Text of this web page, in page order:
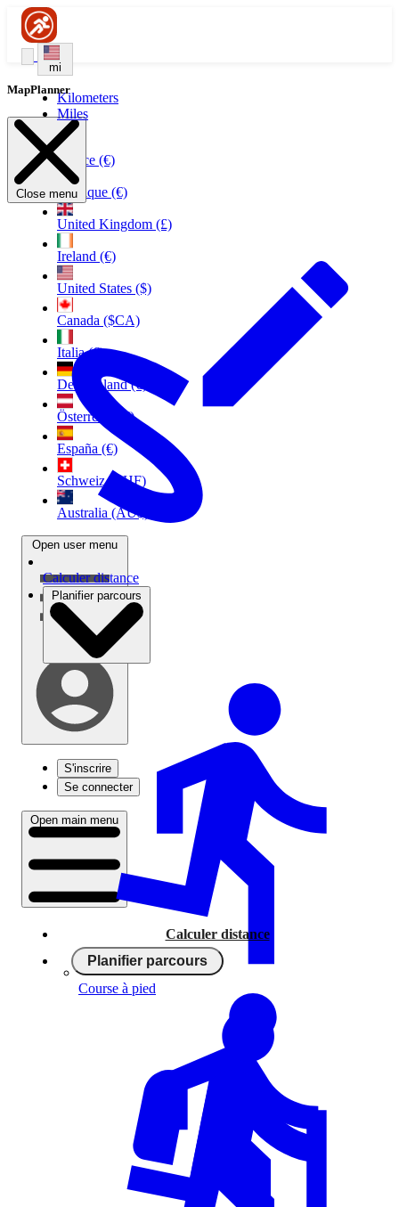
mi
Kilometers
Miles
France (€)
Belgique (€)
United Kingdom (£)
Ireland (€)
United States ($)
Canada ($CA)
Italia (€)
Deutschland (€)
Österreich (€)
España (€)
Schweiz (CHF)
Australia (AU$)
Open user menu
S'inscrire
Se connecter
Open main menu
Calculer distance
Planifier parcours
MapPlanner
Close menu
Calculer distance
Planifier parcours
Course à pied